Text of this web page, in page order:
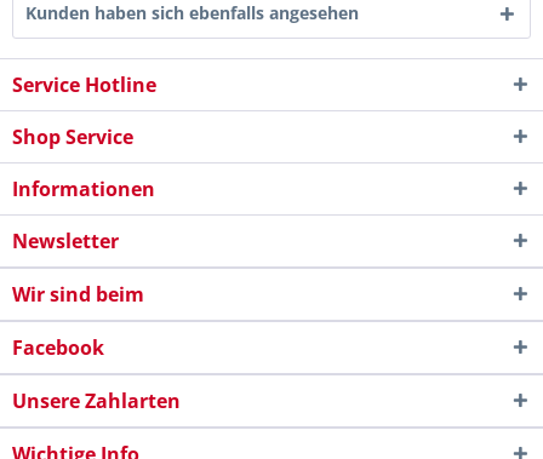
Kunden haben sich ebenfalls angesehen
Service Hotline
Shop Service
Informationen
Newsletter
Wir sind beim
Facebook
Unsere Zahlarten